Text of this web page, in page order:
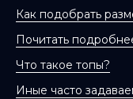
Как подобрать
Почитать
Что такое топы?
Иные часто